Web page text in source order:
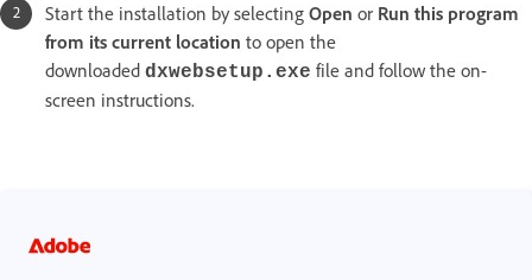
Start the installation by selecting Open or Run this program
from its current location to open the
downloaded dxwebsetup.exe file and follow the on-
screen instructions.